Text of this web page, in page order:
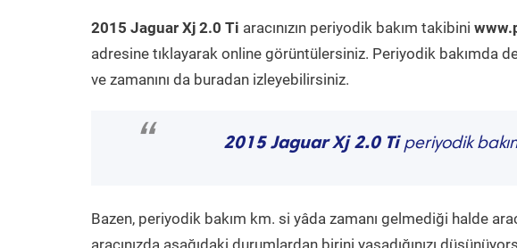
2015 Jaguar Xj 2.0 Ti aracınızın periyodik bakım takibini
adresine tıklayarak online görüntülersiniz. Periyodik bakımda
ve zamanını da buradan izleyebilirsiniz.
“ 2015 Jaguar Xj 2.0 Tiperiyodik
Bazen, periyodik bakım km. si yâda zamanı gelmediği halde
aracınızda aşağıdaki durumlardan birini yaşadığınızı